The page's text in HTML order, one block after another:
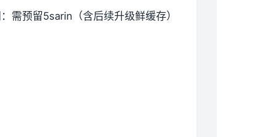
​：需预留5sarin（含后续升级鲜缓存）